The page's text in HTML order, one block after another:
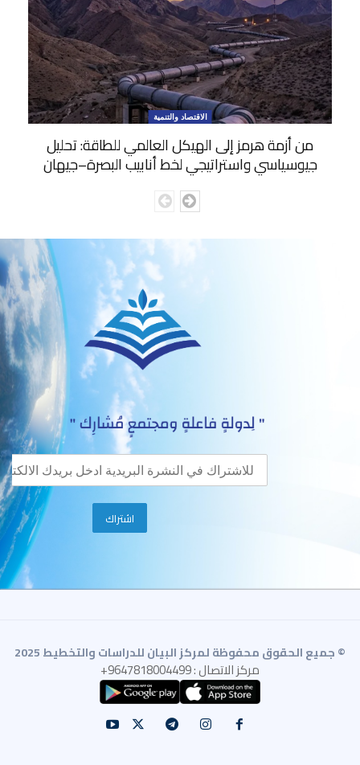
الاقتصاد والتنمية
من أزمة هرمز إلى الهيكل العالمي للطاقة: تحليل
جيوسياسي واستراتيجي لخط أنابيب البصرة–جيهان
© جميع الحقوق محفوظة لمركز البيان للدراسات والتخطيط 2025
مركز الاتصال : 9647818004499+